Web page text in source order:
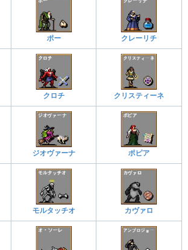
ポー クレーリチ
クロチ クリスティーネ
ジオヴァーナ ポピア
モルタッチオ カヴァロ